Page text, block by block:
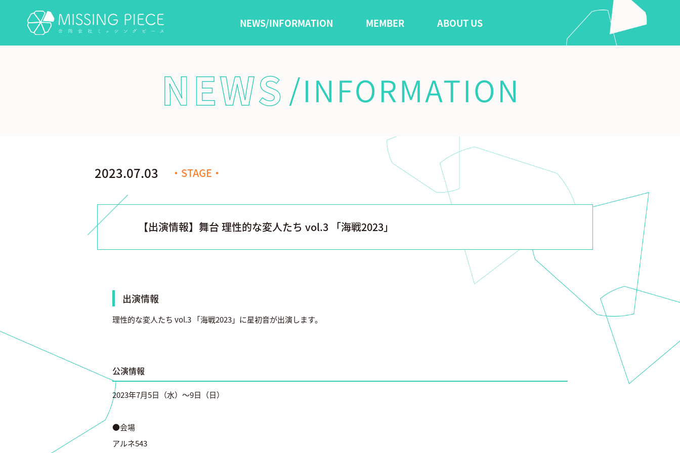
NEWS/INFORMATION MEMBER ABOUT US
2023.07.03 ・STAGE・
【出演情報】舞台 理性的な変人たち vol.3 「海戦2023」
出演情報
理性的な変人たち vol.3 「海戦2023」に星初音が出演します。
公演情報
2023年7月5日（水）～9日（日）
●会場
アルネ543